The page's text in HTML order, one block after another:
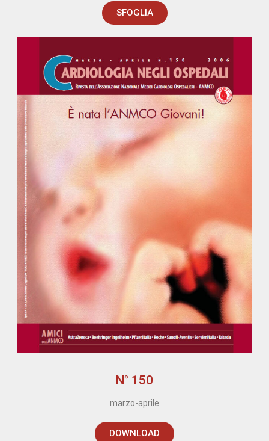
SFOGLIA
N° 150
marzo-aprile
DOWNLOAD